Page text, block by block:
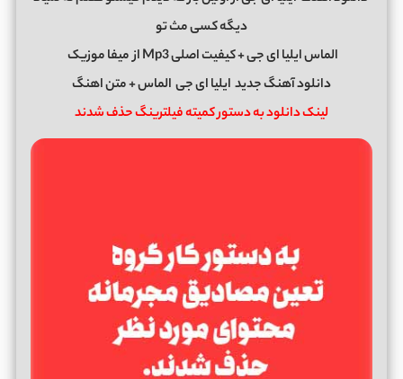
دیگه کسی مث تو
الماس ایلیا ای جی + کیفیت اصلی Mp3 از
میفا موزیک
دانلود آهنگ جدید ایلیا ای جی الماس + متن اهنگ
لینک دانلود به دستور کمیته فیلترینگ حذف شدند